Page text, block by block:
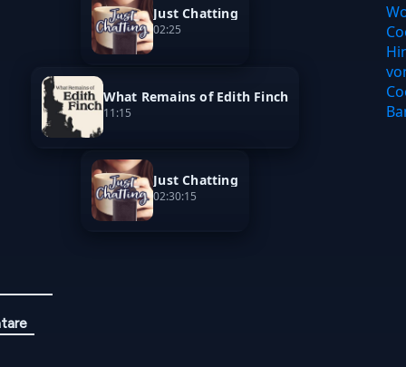
Just Chatting
02:25
What Remains of Edith Finch
11:15
Just Chatting
02:30:15